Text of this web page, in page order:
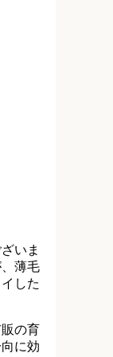
いま
薄毛
した
の育
に効